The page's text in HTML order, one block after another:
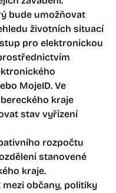
bude umožňovat
životních situací
pro elektronickou
MojeID. Ve
kraje
stav vyřízení
rozpočtu
stanovené
kraje.
občany, politiky